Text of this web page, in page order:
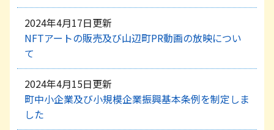
2024年4月17日更新
NFTアートの販売及び山辺町PR動画の放映につい
て
2024年4月15日更新
町中小企業及び小規模企業振興基本条例を制定しま
した